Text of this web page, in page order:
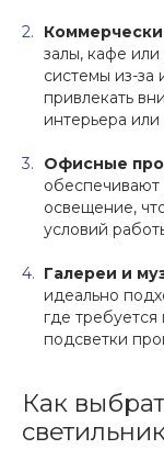
залы, кафе
системы из-за
привлекать
интерьера
Офисные
обеспечивают
освещение,
условий
Галереи и
идеально
где
подсветки
Как